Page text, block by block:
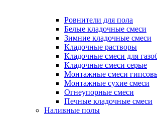
Ровнители для пола
Белые кладочные смеси
Зимние кладочные смеси
Кладочные растворы
Кладочные смеси для
Кладочные смеси серые
Монтажные смеси
Монтажные сухие смеси
Огнеупорные смеси
Печные кладочные смеси
Наливные полы